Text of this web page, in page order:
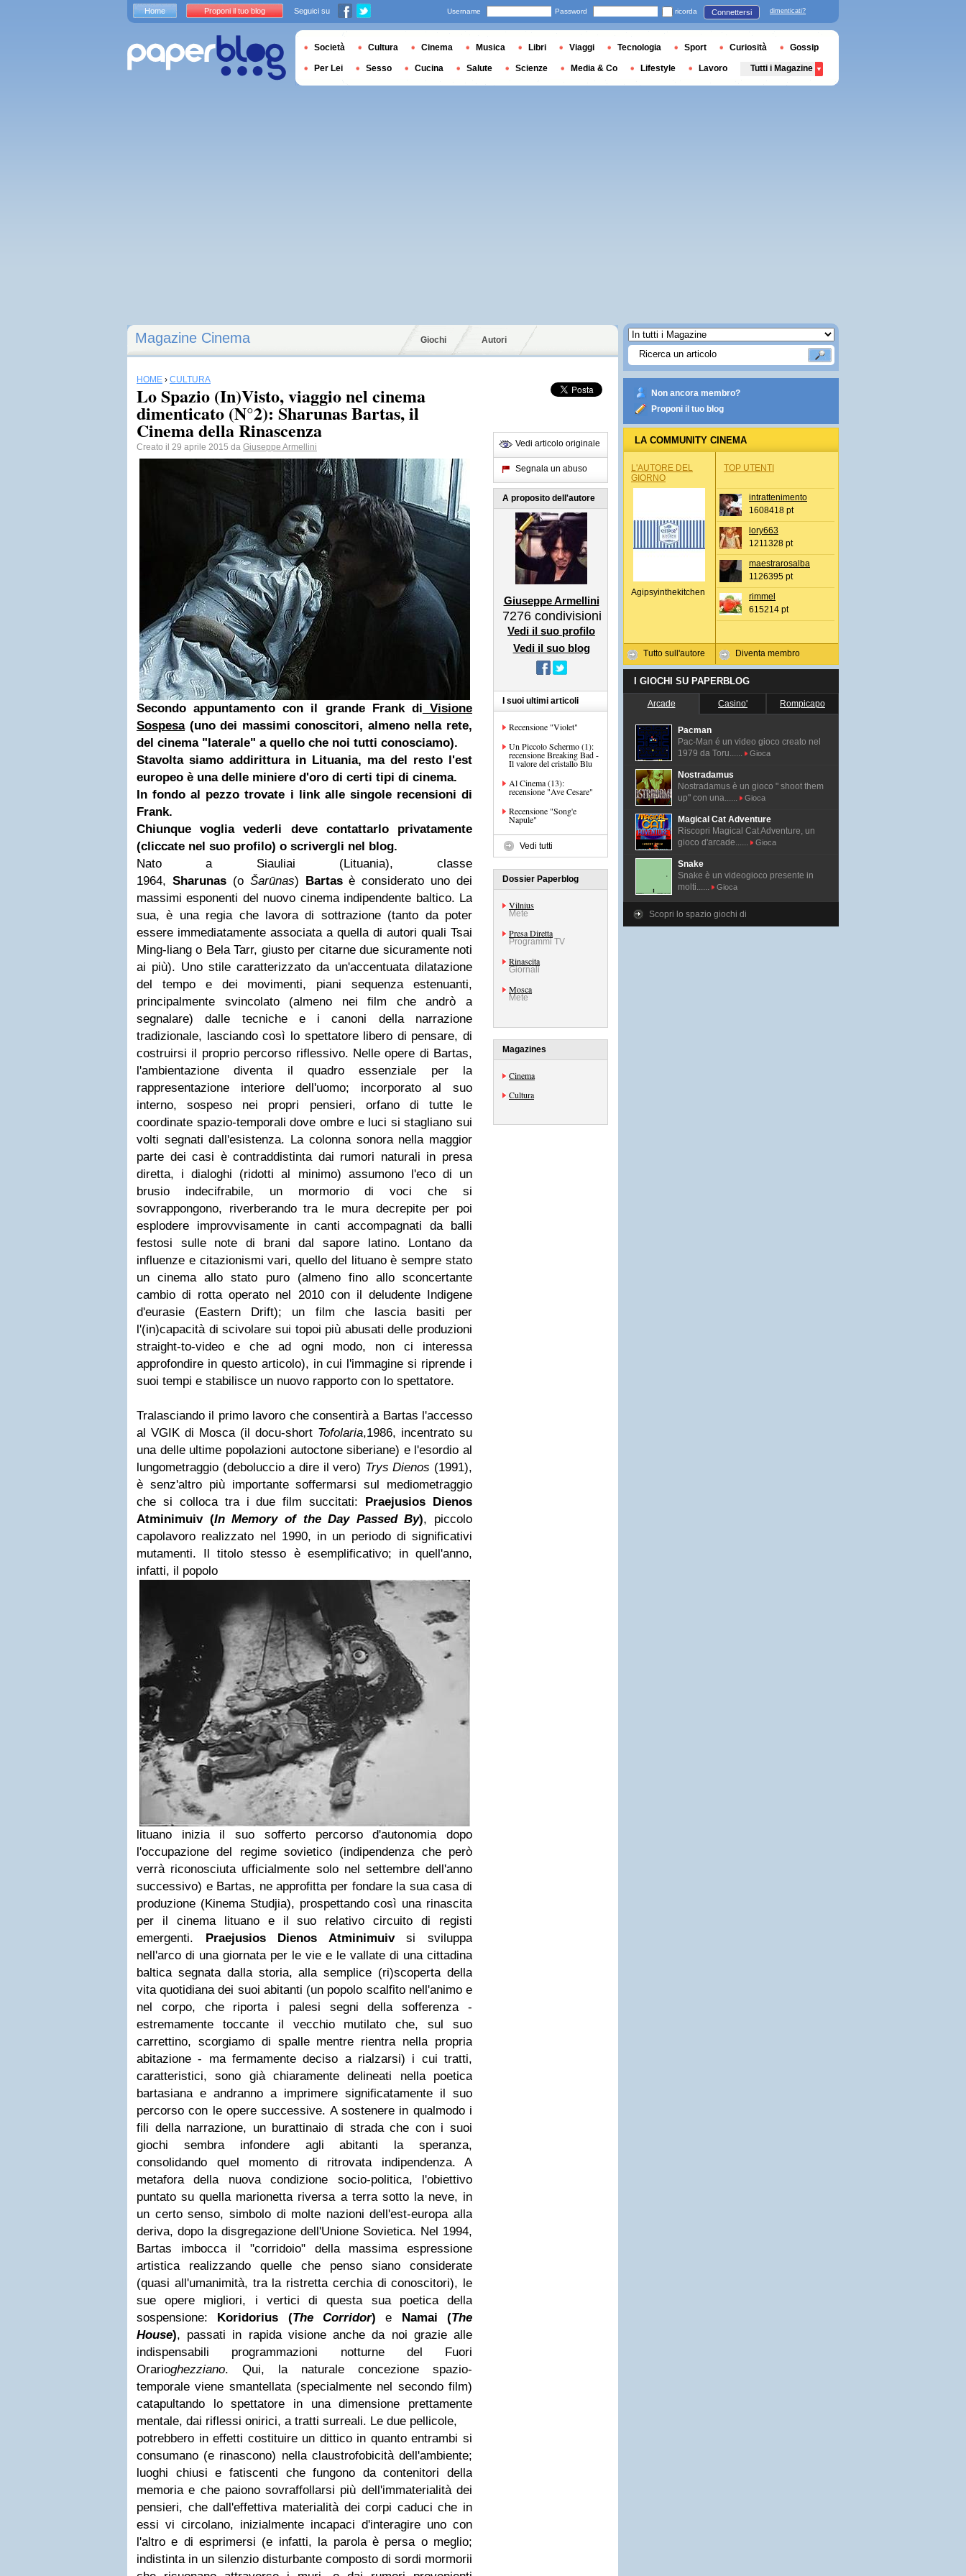
Magazine Cinema Giochi Autori
HOME › CULTURA
Lo Spazio (In)Visto, viaggio nel cinema
dimenticato (N°2): Sharunas Bartas, il
Cinema della Rinascenza
Creato il 29 aprile 2015 da Giuseppe Armellini
Secondo appuntamento con il grande Frank di Visione
Sospesa(uno dei massimi conoscitori, almeno nella rete,
del cinema "laterale" a quello che noi tutti conosciamo).
Stavolta siamo addirittura in Lituania, ma del resto l'est
europeo è una delle miniere d'oro di certi tipi di cinema.
In fondo al pezzo trovate i link alle singole recensioni di
Frank.
Chiunque voglia vederli deve contattarlo privatamente
(cliccate nel suo profilo) o scrivergli nel blog.
Nato a Siauliai (Lituania), classe
1964, Sharunas(o Šarūnas) Bartasè considerato uno dei
massimi esponenti del nuovo cinema indipendente baltico. La
sua, è una regia che lavora di sottrazione (tanto da poter
essere immediatamente associata a quella di autori quali Tsai
Ming-liang o Bela Tarr, giusto per citarne due sicuramente noti
ai più). Uno stile caratterizzato da un'accentuata dilatazione
del tempo e dei movimenti, piani sequenza estenuanti,
principalmente svincolato (almeno nei film che andrò a
segnalare) dalle tecniche e i canoni della narrazione
tradizionale, lasciando così lo spettatore libero di pensare, di
costruirsi il proprio percorso riflessivo. Nelle opere di Bartas,
l'ambientazione diventa il quadro essenziale per la
rappresentazione interiore dell'uomo; incorporato al suo
interno, sospeso nei propri pensieri, orfano di tutte le
coordinate spazio-temporali dove ombre e luci si stagliano sui
volti segnati dall'esistenza. La colonna sonora nella maggior
parte dei casi è contraddistinta dai rumori naturali in presa
diretta, i dialoghi (ridotti al minimo) assumono l'eco di un
brusio indecifrabile, un mormorio di voci che si
sovrappongono, riverberando tra le mura decrepite per poi
esplodere improvvisamente in canti accompagnati da balli
festosi sulle note di brani dal sapore latino. Lontano da
influenze e citazionismi vari, quello del lituano è sempre stato
un cinema allo stato puro (almeno fino allo sconcertante
cambio di rotta operato nel 2010 con il deludente Indigene
d'eurasie (Eastern Drift); un film che lascia basiti per
l'(in)capacità di scivolare sui topoi più abusati delle produzioni
straight-to-video e che ad ogni modo, non ci interessa
approfondire in questo articolo), in cui l'immagine si riprende i
suoi tempi e stabilisce un nuovo rapporto con lo spettatore.
Tralasciando il primo lavoro che consentirà a Bartas l'accesso
al VGIK di Mosca (il docu-short Tofolaria,1986, incentrato su
una delle ultime popolazioni autoctone siberiane) e l'esordio al
lungometraggio (deboluccio a dire il vero) Trys Dienos (1991),
è senz'altro più importante soffermarsi sul mediometraggio
che si colloca tra i due film succitati: Praejusios Dienos
Atminimuiv (In Memory of the Day Passed By), piccolo
capolavoro realizzato nel 1990, in un periodo di significativi
mutamenti. Il titolo stesso è esemplificativo; in quell'anno,
infatti, il popolo
lituano inizia il suo sofferto percorso d'autonomia dopo
l'occupazione del regime sovietico (indipendenza che però
verrà riconosciuta ufficialmente solo nel settembre dell'anno
successivo) e Bartas, ne approfitta per fondare la sua casa di
produzione (Kinema Studjia), prospettando così una rinascita
per il cinema lituano e il suo relativo circuito di registi
emergenti. Praejusios Dienos Atminimuivsi sviluppa
nell'arco di una giornata per le vie e le vallate di una cittadina
baltica segnata dalla storia, alla semplice (ri)scoperta della
vita quotidiana dei suoi abitanti (un popolo scalfito nell'animo e
nel corpo, che riporta i palesi segni della sofferenza -
estremamente toccante il vecchio mutilato che, sul suo
carrettino, scorgiamo di spalle mentre rientra nella propria
abitazione - ma fermamente deciso a rialzarsi) i cui tratti,
caratteristici, sono già chiaramente delineati nella poetica
bartasiana e andranno a imprimere significatamente il suo
percorso con le opere successive. A sostenere in qualmodo i
fili della narrazione, un burattinaio di strada che con i suoi
giochi sembra infondere agli abitanti la speranza,
consolidando quel momento di ritrovata indipendenza. A
metafora della nuova condizione socio-politica, l'obiettivo
puntato su quella marionetta riversa a terra sotto la neve, in
un certo senso, simbolo di molte nazioni dell'est-europa alla
deriva, dopo la disgregazione dell'Unione Sovietica. Nel 1994,
Bartas imbocca il "corridoio" della massima espressione
artistica realizzando quelle che penso siano considerate
(quasi all'umanimità, tra la ristretta cerchia di conoscitori), le
sue opere migliori, i vertici di questa sua poetica della
sospensione: Koridorius (The Corridor) e Namai (The
House), passati in rapida visione anche da noi grazie alle
indispensabili programmazioni notturne del Fuori
Orarioghezziano. Qui, la naturale concezione spazio-
temporale viene smantellata (specialmente nel secondo film)
catapultando lo spettatore in una dimensione prettamente
mentale, dai riflessi onirici, a tratti surreali. Le due pellicole,
potrebbero in effetti costituire un dittico in quanto entrambi si
consumano (e rinascono) nella claustrofobicità dell'ambiente;
luoghi chiusi e fatiscenti che fungono da contenitori della
memoria e che paiono sovraffollarsi più dell'immaterialità dei
pensieri, che dall'effettiva materialità dei corpi caduci che in
essi vi circolano, inizialmente incapaci d'interagire uno con
l'altro e di esprimersi (e infatti, la parola è persa o meglio;
indistinta in un silenzio disturbante composto di sordi mormorii
Vedi articolo originale
Segnala un abuso
A proposito dell'autore
Giuseppe Armellini
7276 condivisioni
Vedi il suo profilo
Vedi il suo blog
I suoi ultimi articoli
Recensione "Violet"
Un Piccolo Schermo (1):
recensione Breaking Bad -
Il valore del cristallo Blu
Al Cinema (13):
recensione "Ave Cesare"
Recensione "Song'e
Napule"
Vedi tutti
Dossier Paperblog
Vilnius
Mete
Presa Diretta
Programmi TV
Rinascita
Giornali
Mosca
Mete
Magazines
Cinema
Cultura
Non ancora membro?
Proponi il tuo blog
LA COMMUNITY CINEMA
L'AUTORE DEL
GIORNO
Agipsyinthekitchen
Tutto sull'autore
TOP UTENTI
intrattenimento
1608418 pt
lory663
1211328 pt
maestrarosalba
1126395 pt
rimmel
615214 pt
Diventa membro
I GIOCHI SU PAPERBLOG
Arcade Casino' Rompicapo
Pacman
Pac-Man é un video gioco creato nel
1979 da Toru......
Gioca
Nostradamus
Nostradamus è un gioco " shoot them
up" con una......
Gioca
Magical Cat Adventure
Riscopri Magical Cat Adventure, un
gioco d'arcade......
Gioca
Snake
Snake è un videogioco presente in
molti......
Gioca
Scopri lo spazio giochi di
Home Proponi il tuo blog Seguici su Username Password ricorda Connettersi dimenticati?
Società Cultura Cinema Musica Libri Viaggi Tecnologia Sport Curiosità Gossip
Per Lei Sesso Cucina Salute Scienze Media & Co Lifestyle Lavoro Tutti i Magazine